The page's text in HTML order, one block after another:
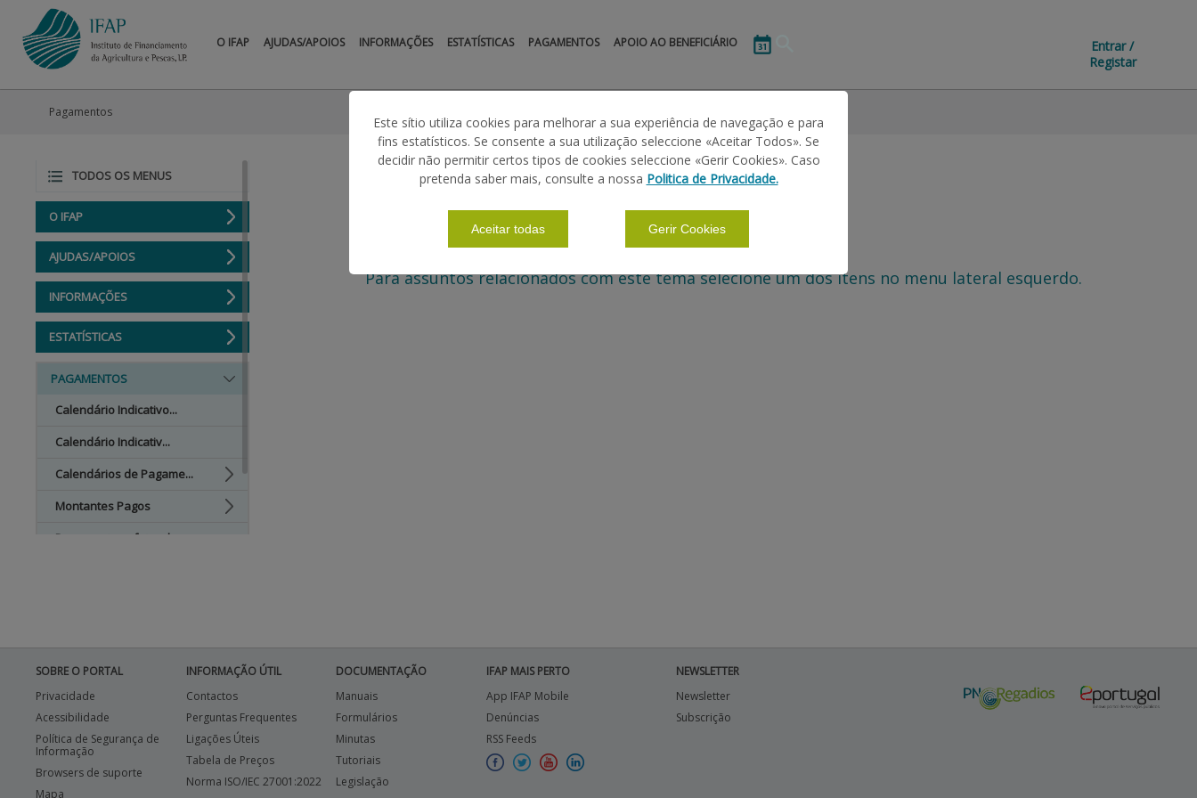
O IFAP AJUDAS/APOIOS INFORMAÇÕES ESTATÍSTICAS PAGAMENTOS APOIO AO BENEFICIÁRIO
Entrar /
Registar
TODOS OS MENUS
O IFAP
AJUDAS/APOIOS
INFORMAÇÕES
ESTATÍSTICAS
PAGAMENTOS
Calendário Indicativo...
Calendário Indicativ...
Calendários de Pagame...
Montantes Pagos
Pagamentos efetuados...
Pagamentos
Para assuntos relacionados com este tema selecione um dos itens no menu lateral esquerdo.
SOBRE O PORTAL
Privacidade
Acessibilidade
Política de Segurança de
Informação
Browsers de suporte
Mapa
INFORMAÇÃO ÚTIL
Contactos
Perguntas Frequentes
Ligações Úteis
Tabela de Preços
Norma ISO/IEC 27001:2022
DOCUMENTAÇÃO
Manuais
Formulários
Minutas
Tutoriais
Legislação
IFAP MAIS PERTO
App IFAP Mobile
Denúncias
RSS Feeds
NEWSLETTER
Newsletter
Subscrição
Este sítio utiliza cookies para melhorar a sua experiência de navegação e para
fins estatísticos. Se consente a sua utilização seleccione «Aceitar Todos». Se
decidir não permitir certos tipos de cookies seleccione «Gerir Cookies». Caso
pretenda saber mais, consulte a nossa Politica de Privacidade.
Aceitar todas Gerir Cookies